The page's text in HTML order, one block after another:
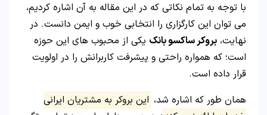
با توجه به تمام نکاتی که در این مقاله به آن اشاره کردیم،
می توان این کارگزاری را انتخابی خوب و ایمن دانست. در
نهایت، بروکر ساکسو بانک یکی از محبوب های این حوزه
است؛ که همواره راحتی و پیشرفت کاربرانش را در اولویت
قرار داده است.
همان طور که اشاره شد، این بروکر به مشتریان ایرانی